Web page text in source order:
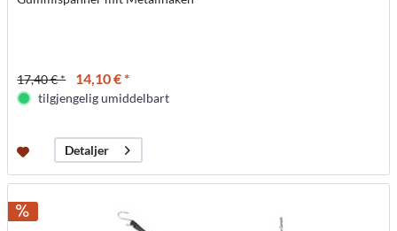
17,40 € * 14,10 € *
tilgjengelig umiddelbart
Detaljer